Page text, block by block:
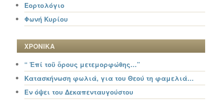
Εορτολόγιο
Φωνή Κυρίου
ΧΡΟΝΙΚΑ
“ Ἐπί τοῦ ὄρους μετεμορφώθης…”
Κατασκήνωση φωλιά, για του Θεού τη φαμελιά…
Εν όψει του Δεκαπενταυγούστου